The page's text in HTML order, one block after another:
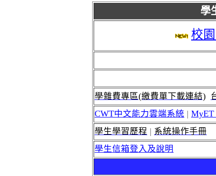
學
校
學雜費專區(繳費單下載連結)
CWT中文能力雲端系統 | MyET
學生學習歷程 | 系統操作手冊
學生信箱登入及說明